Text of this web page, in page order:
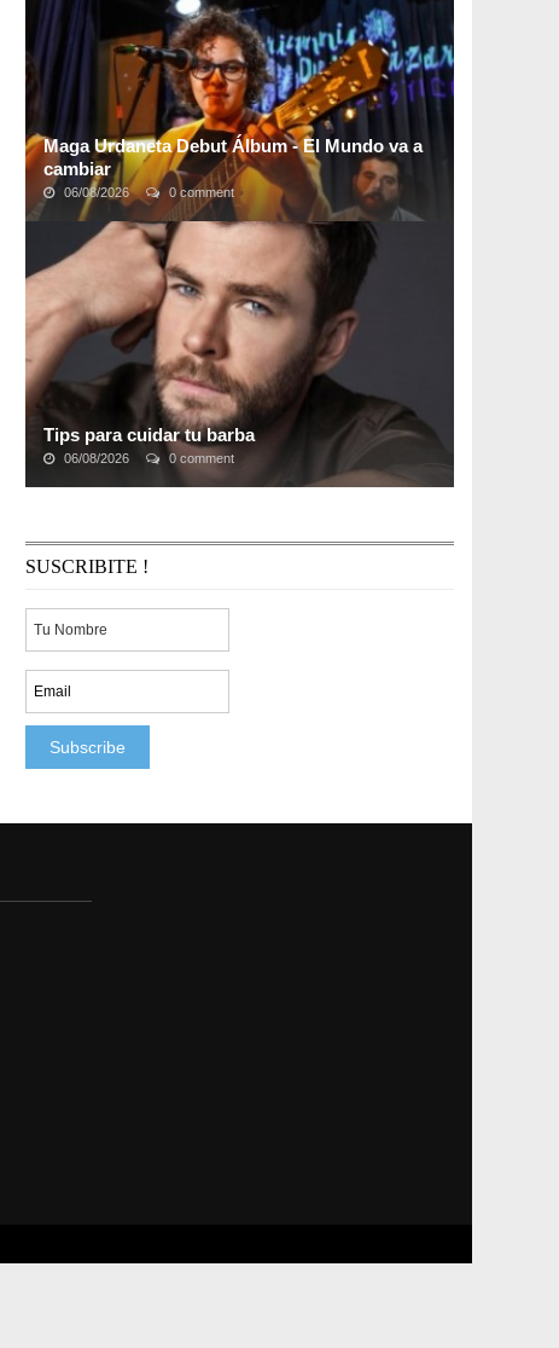
Maga Urdaneta Debut Álbum - El Mundo va a
cambiar
06/08/2026 0 comment
La talentosa cantautora venezolana Maga Urdaneta
presenta su proyecto y su esfuerzo para dar a luz a su
primer álbum debut "El mundo va a cambiar". ...
Tips para cuidar tu barba
06/08/2026 0 comment
Hoy en día la apariencia física se ha convertido en un
SUSCRIBITE !